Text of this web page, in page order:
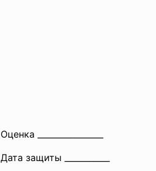
Оценка ________________
Дата защиты ___________